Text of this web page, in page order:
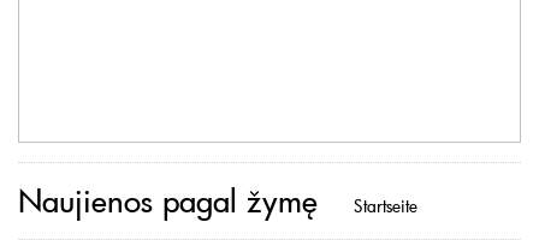
Naujienos pagal žymę Startseite